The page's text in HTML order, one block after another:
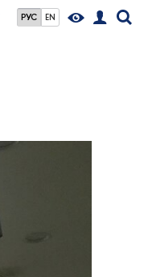
РУС EN